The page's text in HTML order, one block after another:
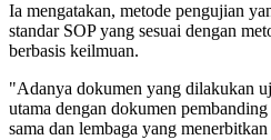
Ia mengatakan, metode pengujian
standar SOP yang sesuai dengan
berbasis keilmuan.
"Adanya dokumen yang dilakukan
utama dengan dokumen
sama dan lembaga yang